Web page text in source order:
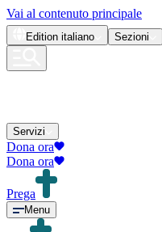
Vai al contenuto principale
Edition italiano Sezioni
Servizi
Dona ora
Dona ora
Prega
Menu